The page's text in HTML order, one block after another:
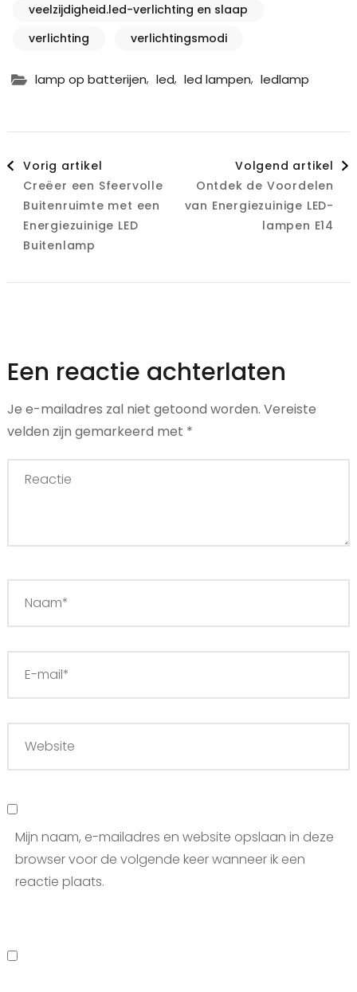
veelzijdigheid.led-verlichting en slaap
verlichting
verlichtingsmodi
lamp op batterijen, led, led lampen, ledlamp
Berichtnavigatie
Vorig artikel
Creëer een Sfeervolle
Buitenruimte met een
Energiezuinige LED
Buitenlamp
Volgend artikel
Ontdek de Voordelen
van Energiezuinige LED-
lampen E14
Een reactie achterlaten
Je e-mailadres zal niet getoond worden. Vereiste
velden zijn gemarkeerd met *
Mijn naam, e-mailadres en website opslaan in deze
browser voor de volgende keer wanneer ik een
reactie plaats.